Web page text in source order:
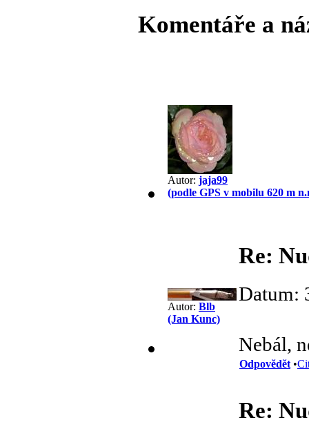
Komentáře a
Autor: jaja99
(podle GPS v mobilu 620 m
Autor: Blb
(Jan Kunc)
Re:
Datum:
Nebál,
Odpovědět •
Re: